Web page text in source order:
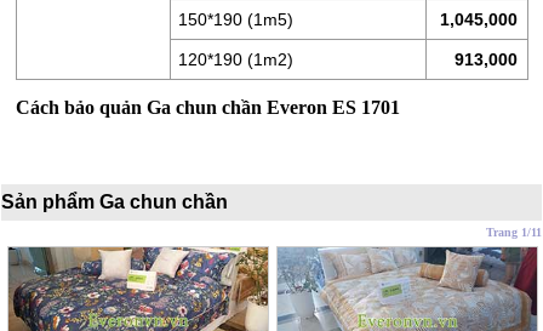
GỐI
CAO
CẤP
ARTEMIS
150*190 (1m5) 1,045,000
120*190 (1m2) 913,000
Cách bảo quản Ga chun chần Everon ES 1701
Sản phẩm Ga chun chần
Trang 1/11